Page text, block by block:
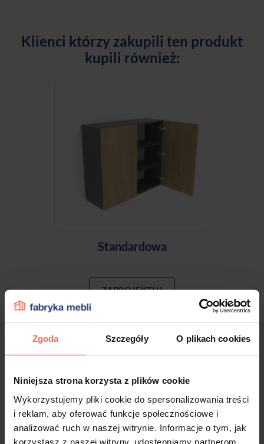
Zgoda Szczegóły O plikach cookies
Niniejsza strona korzysta z plików cookie
Wykorzystujemy pliki cookie do spersonalizowania treści
i reklam, aby oferować funkcje społecznościowe i
analizować ruch w naszej witrynie. Informacje o tym, jak
korzystasz z naszej witryny, udostępniamy partnerom
Klienci którzy zakupili ten produkt
kupili również:
Standardowa
ZAPROJEKTUJ